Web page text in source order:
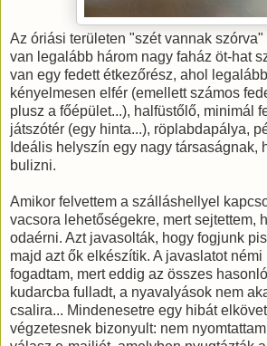
Az óriási területen "szét vannak
van legalább három nagy faház öt-hat
van egy fedett étkezőrész, ahol
kényelmesen elfér (emellett számos
plusz a főépület...), halfüstőlő, minimál
játszótér (egy hinta...), röplabdapálya,
Ideális helyszín egy nagy társaságnak,
bulizni.
Amikor felvettem a szálláshellyel
vacsora lehetőségekre, mert sejtettem,
odaérni. Azt javasolták, hogy fogjunk
majd azt ők elkészítik. A javaslatot némi
fogadtam, mert eddig az összes
kudarcba fulladt, a nyavalyások nem
csalira... Mindenesetre egy hibát
végzetesnek bizonyult: nem